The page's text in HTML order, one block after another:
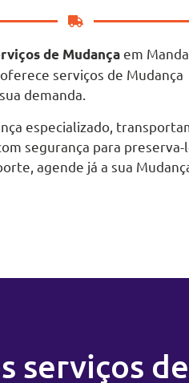
de Mudançaem
serviços de Mudança
demanda.
especializado,
segurança para preserva-
agende já a sua
serviços